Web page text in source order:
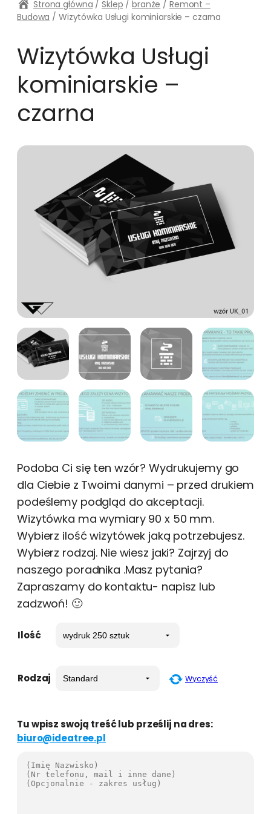
Strona główna / Sklep / branże / Remont –
Budowa / Wizytówka Usługi kominiarskie – czarna
Wizytówka Usługi
kominiarskie –
czarna
Podoba Ci się ten wzór? Wydrukujemy go
dla Ciebie z Twoimi danymi – przed drukiem
podeślemy podgląd do akceptacji.
Wizytówka ma wymiary 90 x 50 mm.
Wybierz ilość wizytówek jaką potrzebujesz.
Wybierz rodzaj. Nie wiesz jaki? Zajrzyj do
naszego poradnika .Masz pytania?
Zapraszamy do kontaktu- napisz lub
zadzwoń! 🙂
Ilość
Rodzaj Wyczyść
Tu wpisz swoją treść lub prześlij na dres:
biuro@ideatree.pl